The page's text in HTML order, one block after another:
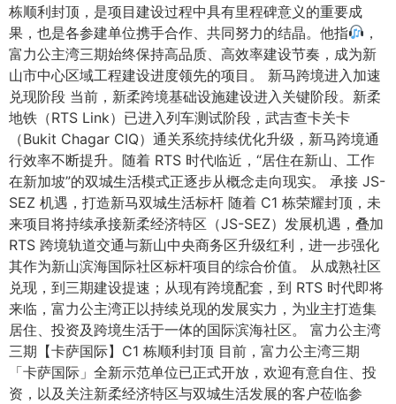
栋顺利封顶，是项目建设过程中具有里程碑意义的重要成
果，也是各参建单位携手合作、共同努力的结晶。他指
，
富力公主湾三期始终保持高品质、高效率建设节奏，成为新
山市中心区域工程建设进度领先的项目。 新马跨境进入加速
兑现阶段 当前，新柔跨境基础设施建设进入关键阶段。新柔
地铁（RTS Link）已进入列车测试阶段，武吉查卡关卡
（Bukit Chagar CIQ）通关系统持续优化升级，新马跨境通
行效率不断提升。随着 RTS 时代临近，“居住在新山、工作
在新加坡”的双城生活模式正逐步从概念走向现实。 承接 JS-
SEZ 机遇，打造新马双城生活标杆 随着 C1 栋荣耀封顶，未
来项目将持续承接新柔经济特区（JS-SEZ）发展机遇，叠加
RTS 跨境轨道交通与新山中央商务区升级红利，进一步强化
其作为新山滨海国际社区标杆项目的综合价值。 从成熟社区
兑现，到三期建设提速；从现有跨境配套，到 RTS 时代即将
来临，富力公主湾正以持续兑现的发展实力，为业主打造集
居住、投资及跨境生活于一体的国际滨海社区。 富力公主湾
三期【卡萨国际】C1 栋顺利封顶 目前，富力公主湾三期
「卡萨国际」全新示范单位已正式开放，欢迎有意自住、投
资，以及关注新柔经济特区与双城生活发展的客户莅临参